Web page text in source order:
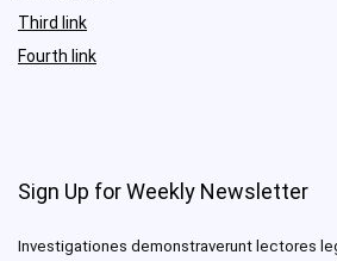
Third link
Fourth link
Sign Up for Weekly Newsletter
Investigationes demonstraverunt lectores